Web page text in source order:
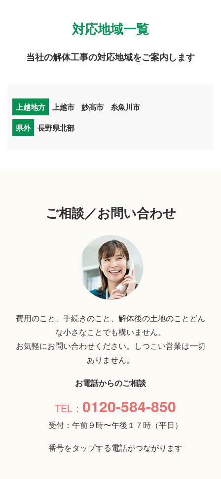
対応地域一覧
当社の解体工事の対応地域をご案内します
上越地方 上越市 妙高市
糸魚川市
県外
長野県北部
ご相談／お問い合わせ
費用のこと、手続きのこと、解体後の土地のことどん
な小さなことでも構いません。
お気軽にお問い合わせください。しつこい営業は一切
ありません。
お電話からのご相談
0120-584-850
受付：午前９時〜午後１７時（平日）
番号をタップする電話がつながります